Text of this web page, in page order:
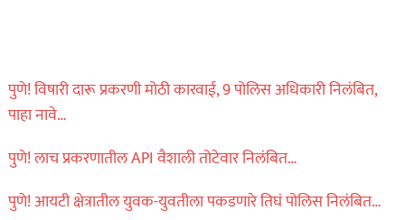
पुणे! विषारी दारू प्रकरणी मोठी कारवाई, 9 पोलिस अधिकारी निलंबित,
पाहा नावे…
पुणे! लाच प्रकरणातील API वैशाली तोटेवार निलंबित…
पुणे! आयटी क्षेत्रातील युवक-युवतीला पकडणारे तिघं पोलिस निलंबित…